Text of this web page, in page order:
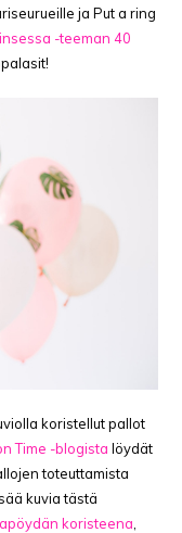
ja Put a ring
-teeman 40
koristellut pallot
Time -blogista löydät
toteuttamista
kuvia tästä
koristeena